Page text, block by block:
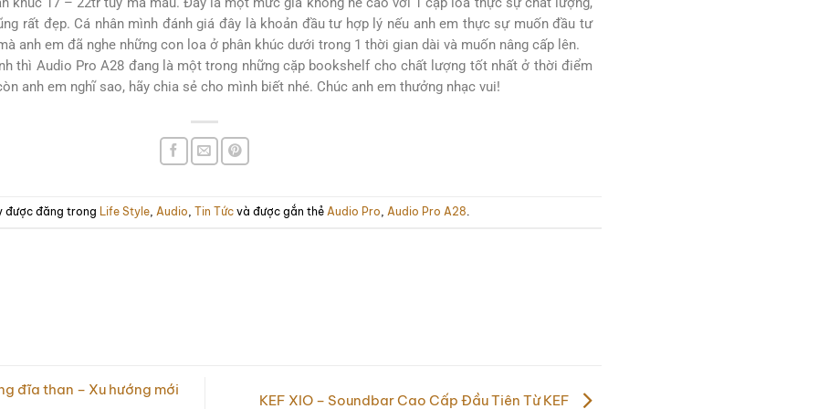
rất đẹp. Cá nhân mình đánh giá đây là khoản đầu tư hợp lý nếu anh em thực sự muốn đầu tư
anh em đã nghe những con loa ở phân khúc dưới trong 1 thời gian dài và muốn nâng cấp lên.
thì Audio Pro A28 đang là một trong những cặp bookshelf cho chất lượng tốt nhất ở thời điểm
anh em nghĩ sao, hãy chia sẻ cho mình biết nhé. Chúc anh em thưởng nhạc vui!
được đăng trong Life Style, Audio, Tin Tức và được gắn thẻ Audio Pro, Audio Pro A28.
đĩa than – Xu hướng mới
KEF XIO – Soundbar Cao Cấp Đầu Tiên Từ KEF